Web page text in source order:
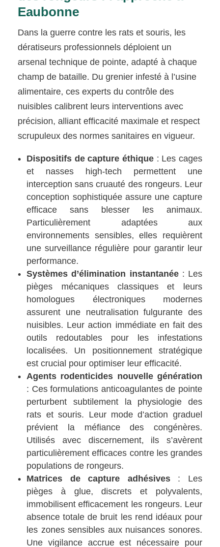
Eaubonne
Dans la guerre contre les rats et souris, les
dératiseurs professionnels déploient un
arsenal technique de pointe, adapté à chaque
champ de bataille. Du grenier infesté à l’usine
alimentaire, ces experts du contrôle des
nuisibles calibrent leurs interventions avec
précision, alliant efficacité maximale et respect
scrupuleux des normes sanitaires en vigueur.
Dispositifs de capture éthique : Les cages
et nasses high-tech permettent une
interception sans cruauté des rongeurs. Leur
conception sophistiquée assure une capture
efficace sans blesser les animaux.
Particulièrement adaptées aux
environnements sensibles, elles requièrent
une surveillance régulière pour garantir leur
performance.
Systèmes d’élimination instantanée: Les
pièges mécaniques classiques et leurs
homologues électroniques modernes
assurent une neutralisation fulgurante des
nuisibles. Leur action immédiate en fait des
outils redoutables pour les infestations
localisées. Un positionnement stratégique
est crucial pour optimiser leur efficacité.
Agents rodenticides nouvelle génération
: Ces formulations anticoagulantes de pointe
perturbent subtilement la physiologie des
rats et souris. Leur mode d’action graduel
prévient la méfiance des congénères.
Utilisés avec discernement, ils s’avèrent
particulièrement efficaces contre les grandes
populations de rongeurs.
Matrices de capture adhésives: Les
pièges à glue, discrets et polyvalents,
immobilisent efficacement les rongeurs. Leur
absence totale de bruit les rend idéaux pour
les zones sensibles aux nuisances sonores.
Une vigilance accrue est nécessaire pour